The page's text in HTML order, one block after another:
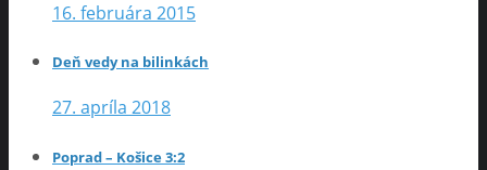
16. februára 2015
Deň vedy na bilinkách
27. apríla 2018
Poprad – Košice 3:2